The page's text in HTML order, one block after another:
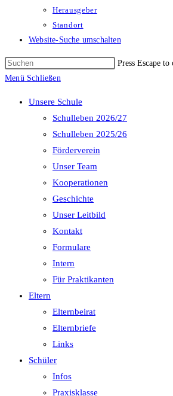
Herausgeber
Standort
Website-Suche umschalten
Press Escape to
Menü Schließen
Unsere Schule
Schulleben 2026/27
Schulleben 2025/26
Förderverein
Unser Team
Kooperationen
Geschichte
Unser Leitbild
Kontakt
Formulare
Intern
Für Praktikanten
Eltern
Elternbeirat
Elternbriefe
Links
Schüler
Infos
Praxisklasse